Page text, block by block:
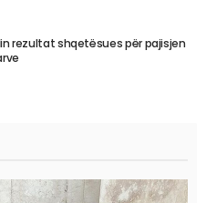
rezultat shqetësues për pajisjen